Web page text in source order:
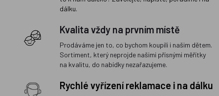
dálku.
Kvalita vždy na prvním místě
Prodáváme jen to, co bychom koupili i našim dětem.
Sortiment, který neprojde našimi přísnými měřítky
na kvalitu, do nabídky nezařazujeme.
Rychlé vyřízení reklamace i na dálku